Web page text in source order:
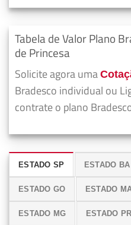
Tabela de Valor Plano
de Princesa
Solicite agora uma
Bradesco individual ou
contrate o plano
ESTADO SP ESTADO BA
ESTADO GO ESTADO
ESTADO MG ESTADO PR